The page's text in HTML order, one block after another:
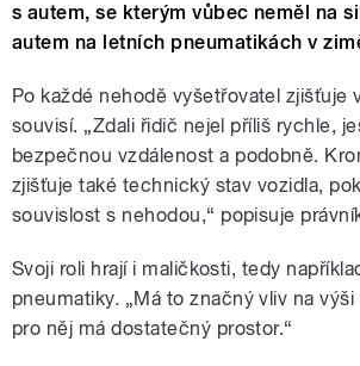
s autem, se kterým vůbec neměl na
autem na letních pneumatikách v
Po každé nehodě vyšetřovatel zjišťuje
souvisí. „Zdali řidič nejel příliš rychle,
bezpečnou vzdálenost a podobně.
zjišťuje také technický stav vozidla,
souvislost s nehodou,“ popisuje
Svoji roli hrají i maličkosti, tedy
pneumatiky. „Má to značný vliv na
pro něj má dostatečný prostor.“